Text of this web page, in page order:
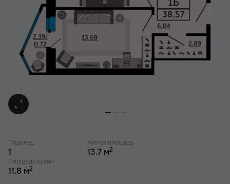
Подъезд
1
Жилая площадь
13.7 м2
Площадь кухни
11.8 м2